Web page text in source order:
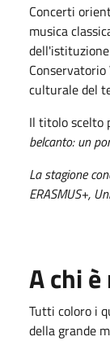
Concerti
musica
culturale del
Il titolo scelto
belcanto: un
La stagione
ERASMUS+,
A chi
Tutti coloro i
della grande